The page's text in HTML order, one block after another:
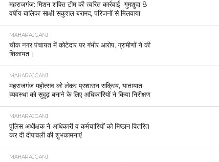
महराजगंज: मिशन शक्ति टीम की त्वरित कार्रवाई गुमशुदा 8
वर्षीय बालिका साक्षी सकुशल बरामद, परिजनों से मिलवाया
MAHARAJGANJ
चौक नगर पंचायत में कोटेदार पर गंभीर आरोप, ग्रामीणों ने की
शिकायत।
MAHARAJGANJ
महराजगंज महोत्सव को लेकर प्रशासन सक्रिय, यातायात
व्यवस्था को सुदृढ़ बनाने के लिए अधिकारियों ने किया निरीक्षण
MAHARAJGANJ
पुलिस अधीक्षक ने अधिकारी व कर्मचारियों को मिष्ठान वितरित
कर दी दीपावली की शुभकामनाएं
MAHARAJGANJ